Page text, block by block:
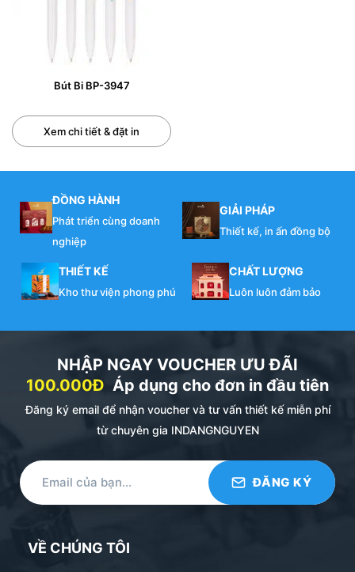
Tư vấn trước trong và sau bán nhiệt tình 24/24.
gian và chi phí.
Thông tin liên hệ đặt hàng :
Hotline : 0914006627 – Email :
indangnguyen@gmail.com
0/5(0 Reviews)
Bút Bi BP-3947
Xem chi tiết & đặt in
ĐỒNG HÀNH
Phát triển cùng doanh
nghiệp
GIẢI PHÁP
Thiết kế, in ấn đồng bộ
THIẾT KẾ
Kho thư viện phong phú
CHẤT LƯỢNG
Luôn luôn đảm bảo
NHẬP NGAY VOUCHER ƯU ĐÃI
100.000Đ Áp dụng cho đơn in đầu tiên
Đăng ký email để nhận voucher và tư vấn thiết kế miễn phí
từ chuyên gia INDANGNGUYEN
VỀ CHÚNG TÔI